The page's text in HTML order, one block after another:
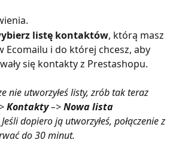
listę kontaktów, którą masz
Ecomailu i do której chcesz, aby
się kontakty z Prestashopu.
nie utworzyłeś listy, zrób tak teraz
Kontakty –> Nowa lista
dopiero ją utworzyłeś, połączenie z
do 30 minut.